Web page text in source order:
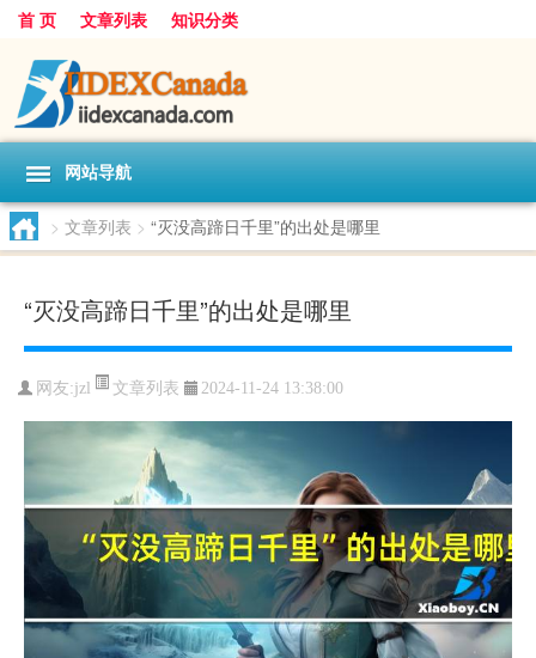
首 页 文章列表 知识分类
网站导航
> 文章列表 > “灭没高蹄日千里”的出处是哪里
“灭没高蹄日千里”的出处是哪里
网友:jzl 文章列表 2024-11-24 13:38:00